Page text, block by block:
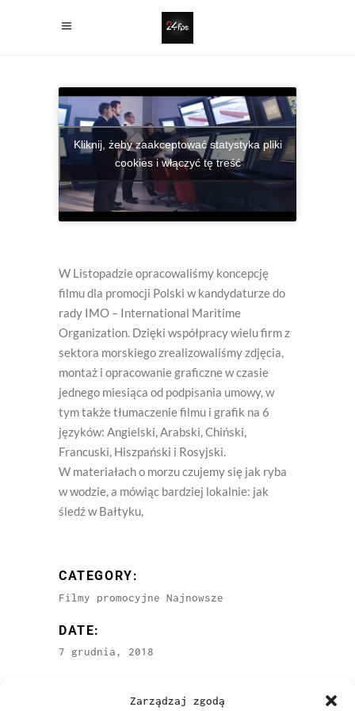
Zarządzaj zgodą
Kliknij, żeby zaakceptować statystyka pliki
cookies i włączyć tę treść
W Listopadzie opracowaliśmy koncepcję
filmu dla promocji Polski w kandydaturze do
rady IMO – International Maritime
Organization. Dzięki współpracy wielu firm z
sektora morskiego zrealizowaliśmy zdjęcia,
montaż i opracowanie graficzne w czasie
jednego miesiąca od podpisania umowy, w
tym także tłumaczenie filmu i grafik na 6
języków: Angielski, Arabski, Chiński,
Francuski, Hiszpański i Rosyjski.
W materiałach o morzu czujemy się jak ryba
w wodzie, a mówiąc bardziej lokalnie: jak
śledź w Bałtyku,
CATEGORY:
Filmy promocyjne Najnowsze
DATE:
7 grudnia, 2018